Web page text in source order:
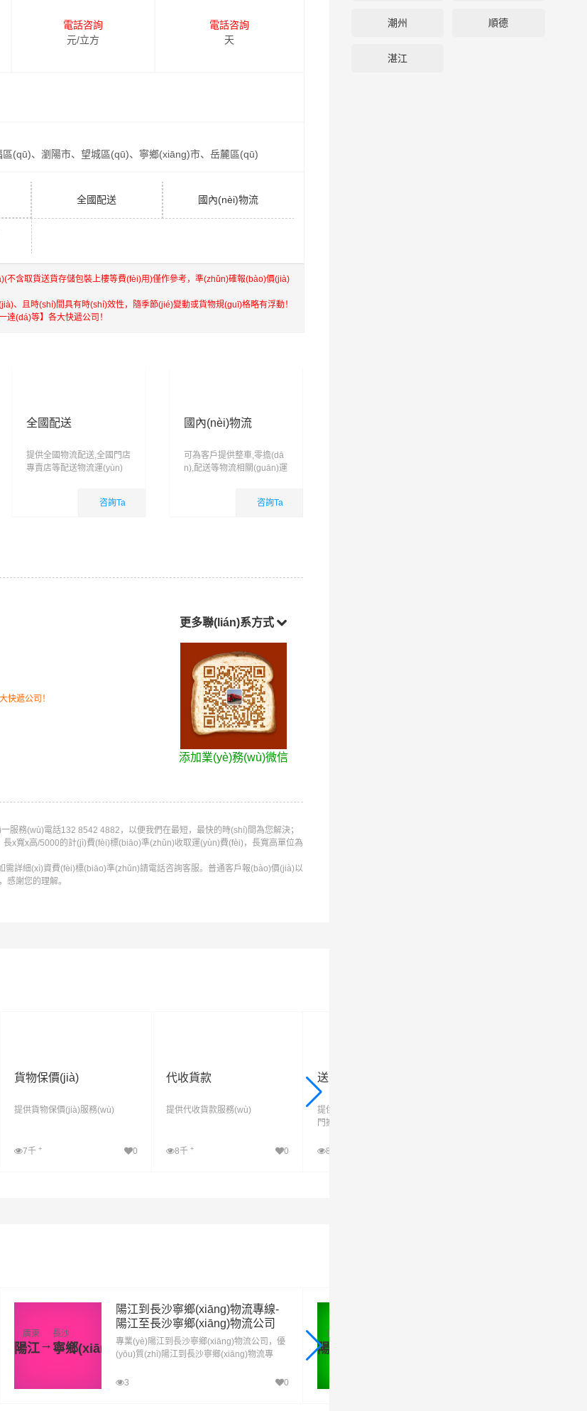
電話咨詢
元/立方
電話咨詢
天
(qū)、瀏陽市、望城區(qū)、寧鄉(xiāng)市、岳麓區(qū)
全國配送 國內(nèi)物流
不含取貨送貨存儲包裝上樓等費(fèi)用)僅作參考，準(zhǔn)確報(bào)價(jià)
、且時(shí)間具有時(shí)效性，隨季節(jié)變動或貨物規(guī)格略有浮動！
(dá)等】各大快遞公司！
全國配送
提供全國物流配送,全國門店
專賣店等配送物流運(yùn)
咨詢Ta
國內(nèi)物流
可為客戶提供整車,零擔(dā
n),配送等物流相關(guān)運
咨詢Ta
快遞公司！
更多聯(lián)系方式
添加業(yè)務(wù)微信
服務(wù)電話132 8542 4882 ，以便我們在最短，最快的時(shí)間為您解決；
x寬x高/5000的計(jì)費(fèi)標(biāo)準(zhǔn)收取運(yùn)費(fèi)，長寬高單位為
詳細(xì)資費(fèi)標(biāo)準(zhǔn)請電話咨詢客服。普通客戶報(bào)價(jià)以
謝您的理解。
貨物保價(jià)
提供貨物保價(jià)服務(wù)
7千+ 0
代收貨款
提供代收貨款服務(wù)
8千 + 0
送貨上門
提供送貨上門、派送上樓、門對
門搬運(yùn)等服務(wù)
8千
廣東
陽江→
長沙
寧鄉(xiāng)
陽江到長沙寧鄉(xiāng)物流專線-
陽江至長沙寧鄉(xiāng)物流公司
專業(yè)陽江到長沙寧鄉(xiāng)物流公司，優
(yōu)質(zhì)陽江到長沙寧鄉(xiāng)物流專
站式綜合陽江到長沙寧鄉(xiāng)物流專線-陽
3 0
廣東
陽江
潮州 順德
湛江